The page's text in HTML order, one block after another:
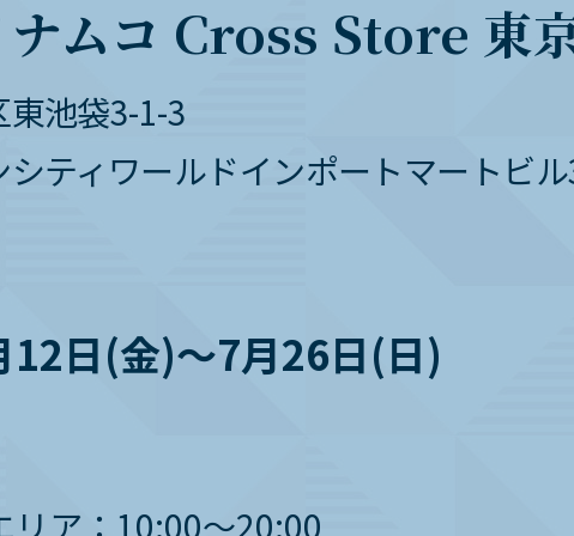
ナムコ Cross Store 東
池袋3-1-3
ティワールドインポートマートビ
日(金)～7月26日(日)
リア：10:00～20:00